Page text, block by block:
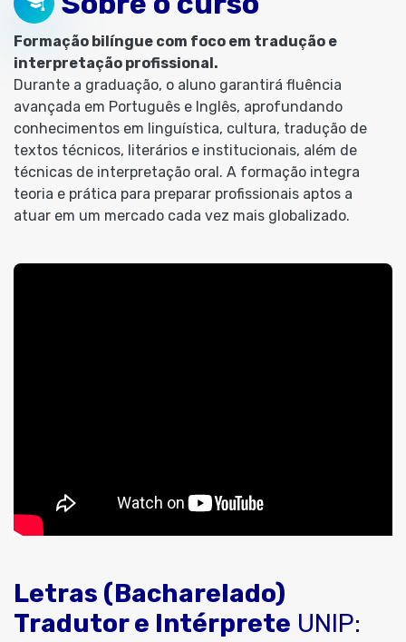
Formação bilíngue com foco em tradução e
interpretação profissional.
Durante a graduação, o aluno garantirá fluência
avançada em Português e Inglês, aprofundando
conhecimentos em linguística, cultura, tradução de
textos técnicos, literários e institucionais, além de
técnicas de interpretação oral. A formação integra
teoria e prática para preparar profissionais aptos a
atuar em um mercado cada vez mais globalizado.
Letras (Bacharelado)
Tradutor e Intérprete UNIP: